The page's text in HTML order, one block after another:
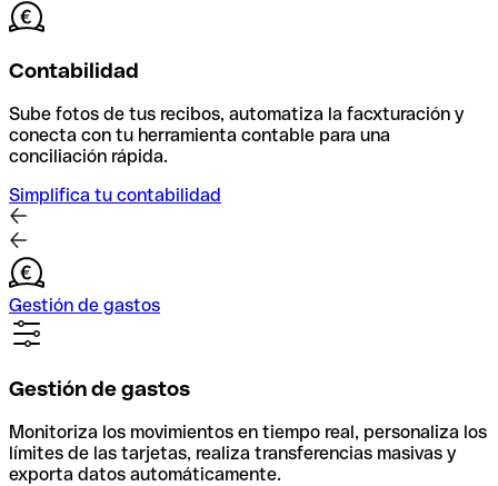
Contabilidad
Sube fotos de tus recibos, automatiza la facxturación y
conecta con tu herramienta contable para una
conciliación rápida.
Simplifica tu contabilidad
Gestión de gastos
Gestión de gastos
Monitoriza los movimientos en tiempo real, personaliza los
límites de las tarjetas, realiza transferencias masivas y
exporta datos automáticamente.